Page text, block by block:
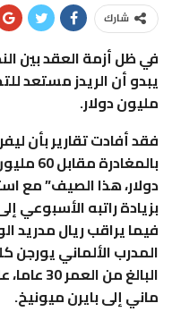
شارك
في ظل أزمة العقد بين
مليون دولار.
فقد أفادت تقارير بأن
دولار، هذا الصيف” مع
فيما يراقب ريال مدريد
المدرب الألماني
البالغ
ماني إلى بايرن ميونيخ.